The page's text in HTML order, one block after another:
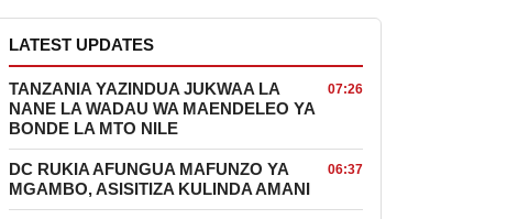
LATEST UPDATES
TANZANIA YAZINDUA JUKWAA LA
NANE LA WADAU WA MAENDELEO YA
BONDE LA MTO NILE
07:26
DC RUKIA AFUNGUA MAFUNZO YA
MGAMBO, ASISITIZA KULINDA AMANI
06:37